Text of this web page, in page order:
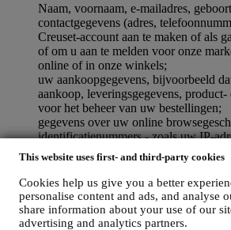
This website uses first- and third-party cookies
Cookies help us give you a better
personalise content and ads, and analyse
share information about your use of our
advertising and analytics partners.
Naam, voornaam, e-mailadres,
contactgegevens (adres,
Creuset-account aan te maken of als
of om u aan te melden voor onze
online of in onze winkels;
uw aankoopgegevens, bijvoorbeeld
aankoop, leveringsgegevens, product-
voor het beheer van uw bestellingen;
gegevens over uw online
identificatienummers - zoals uw IP-
besturingssysteem, duur van het
gebruiker, geografische oorsprong),
bezoeken aan de Website (ongeacht of
gebruiker bent of niet), door gebruik te
traceringstechnologieën zoals
het verzamelen van gegevens door